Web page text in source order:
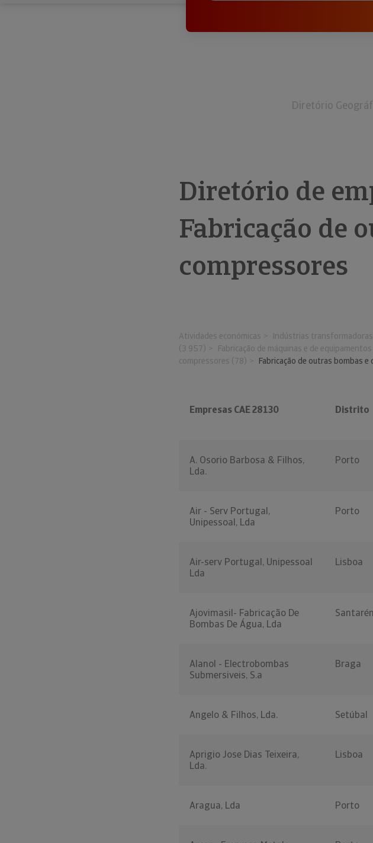
Diretório
Diretório de
Fabricação de
compressores
Atividades económicas Indústrias
(3.957)
Fabricação de máquinas e de
compressores (78)
Fabricação de outras bombas
Empresas CAE 28130 Distrito
A. Osorio Barbosa & Filhos,
Lda.
Porto
Air - Serv Portugal,
Unipessoal, Lda
Porto
Air-serv Portugal, Unipessoal
Lda
Lisboa
Ajovimasil- Fabricação De
Bombas De Água, Lda
Alanol - Electrobombas
Submersiveis, S.a
Braga
Angelo & Filhos, Lda. Setúbal
Aprigio Jose Dias Teixeira,
Lda.
Lisboa
Aragua, Lda Porto